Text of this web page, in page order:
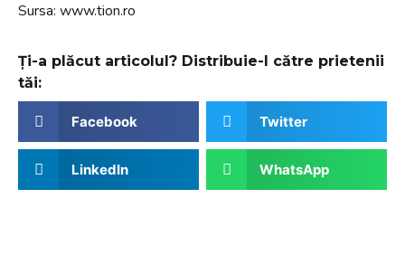
Sursa: www.tion.ro
Ți-a plăcut articolul? Distribuie-l către prietenii
tăi:
Facebook Twitter
LinkedIn WhatsApp